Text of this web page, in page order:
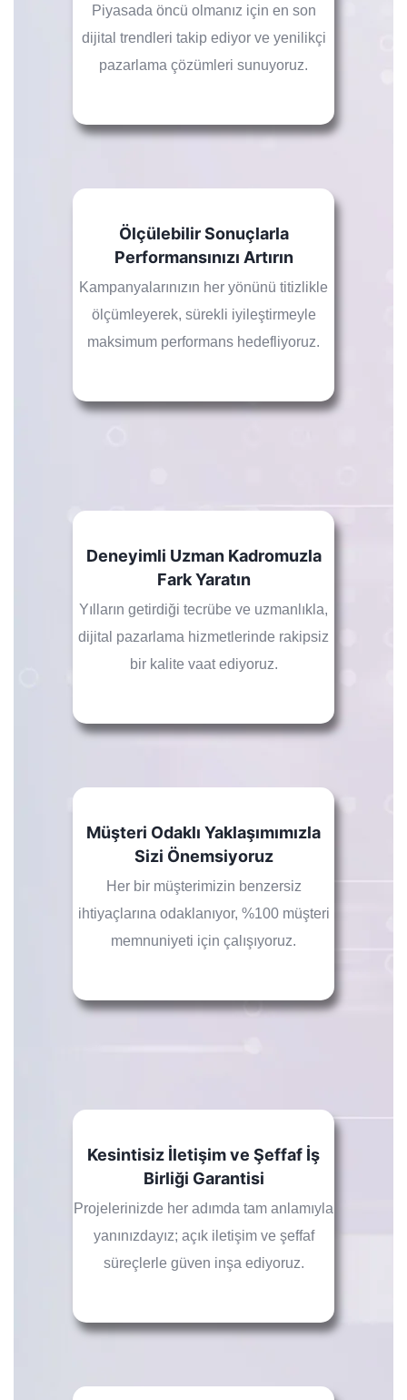
Piyasada öncü olmanız için en son
dijital trendleri takip ediyor ve yenilikçi
pazarlama çözümleri sunuyoruz.
Ölçülebilir Sonuçlarla
Performansınızı Artırın
Kampanyalarınızın her yönünü titizlikle
ölçümleyerek, sürekli iyileştirmeyle
maksimum performans hedefliyoruz.
Deneyimli Uzman Kadromuzla
Fark Yaratın
Yılların getirdiği tecrübe ve uzmanlıkla,
dijital pazarlama hizmetlerinde rakipsiz
bir kalite vaat ediyoruz.
Müşteri Odaklı Yaklaşımımızla
Sizi Önemsiyoruz
Her bir müşterimizin benzersiz
ihtiyaçlarına odaklanıyor, %100 müşteri
memnuniyeti için çalışıyoruz.
Kesintisiz İletişim ve Şeffaf İş
Birliği Garantisi
Projelerinizde her adımda tam anlamıyla
yanınızdayız; açık iletişim ve şeffaf
süreçlerle güven inşa ediyoruz.